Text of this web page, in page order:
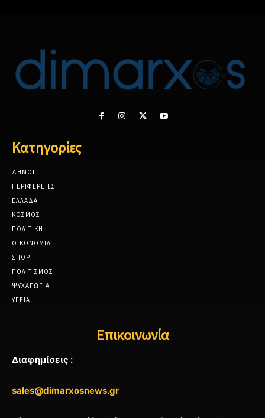
Κατηγορίες
ΔΗΜΟΙ
ΠΕΡΙΦΕΡΕΙΕΣ
ΕΛΛΑΔΑ
ΚΟΣΜΟΣ
ΠΟΛΙΤΙΚΗ
ΟΙΚΟΝΟΜΙΑ
ΣΠΟΡ
ΠΟΛΙΤΙΣΜΟΣ
ΨΥΧΑΓΩΓΙΑ
ΥΓΕΙΑ
Επικοινωνία
Διαφημίσεις :
sales@dimarxosnews.gr